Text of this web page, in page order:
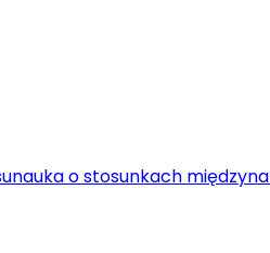
nauka o stosunkach